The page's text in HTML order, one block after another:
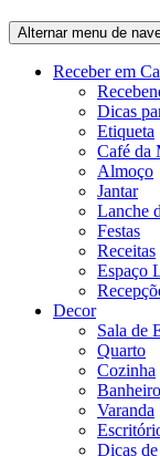
Alternar menu de
Receber em
Dicas
Etiqueta
Café da
Almoço
Jantar
Lanche
Festas
Receitas
Espaço
Decor
Sala de
Quarto
Cozinha
Banheiro
Varanda
Dicas